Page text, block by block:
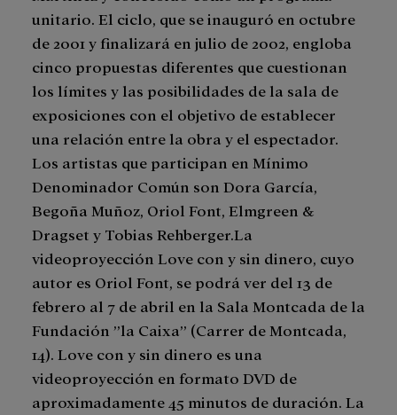
unitario. El ciclo, que se inauguró en octubre
de 2001 y finalizará en julio de 2002, engloba
cinco propuestas diferentes que cuestionan
los límites y las posibilidades de la sala de
exposiciones con el objetivo de establecer
una relación entre la obra y el espectador.
Los artistas que participan en Mínimo
Denominador Común son Dora García,
Begoña Muñoz, Oriol Font, Elmgreen &
Dragset y Tobias Rehberger.La
videoproyección Love con y sin dinero, cuyo
autor es Oriol Font, se podrá ver del 13 de
febrero al 7 de abril en la Sala Montcada de la
Fundación ”la Caixa” (Carrer de Montcada,
14). Love con y sin dinero es una
videoproyección en formato DVD de
aproximadamente 45 minutos de duración. La